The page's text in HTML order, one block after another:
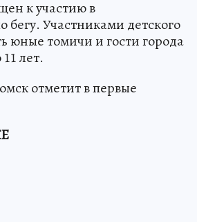
к участию в
бегу. Участниками детского
юные томичи и гости города
лет.
отметит в первые